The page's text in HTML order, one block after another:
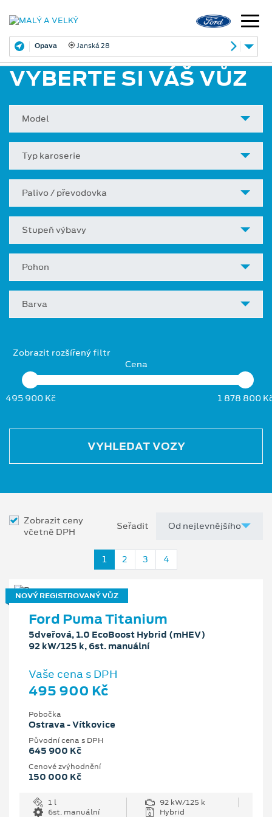
Opava Janská 28
VYBERTE SI VÁŠ VŮZ
Model
Typ karoserie
Palivo / převodovka
Stupeň výbavy
Pohon
Barva
Zobrazit rozšířený filtr
Cena
495 900 Kč 1 878 800
VYHLEDAT VOZY
Zobrazit ceny
včetně DPH
Seřadit
1 2 3 4
NOVÝ REGISTROVANÝ VŮZ
Ford Puma Titanium
5dveřová, 1.0 EcoBoost Hybrid (mHEV)
92 kW/125 k, 6st. manuální
Vaše cena s DPH
495 900 Kč
Pobočka
Ostrava - Vítkovice
Původní cena s DPH
645 900 Kč
Cenové zvýhodnění
150 000 Kč
1 l
92 kW/125 k
6st. manuální
Hybrid